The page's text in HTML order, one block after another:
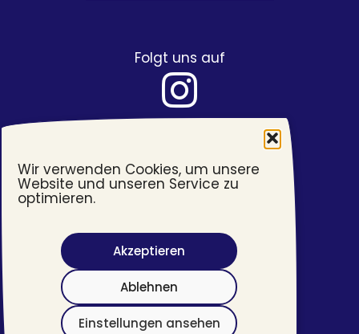
Wir verwenden Cookies, um unsere
Website und unseren Service zu
optimieren.
Akzeptieren
Ablehnen
Einstellungen ansehen
Folgt uns auf
Barrierefreiheit
Impressum
Datenschutzerklärung